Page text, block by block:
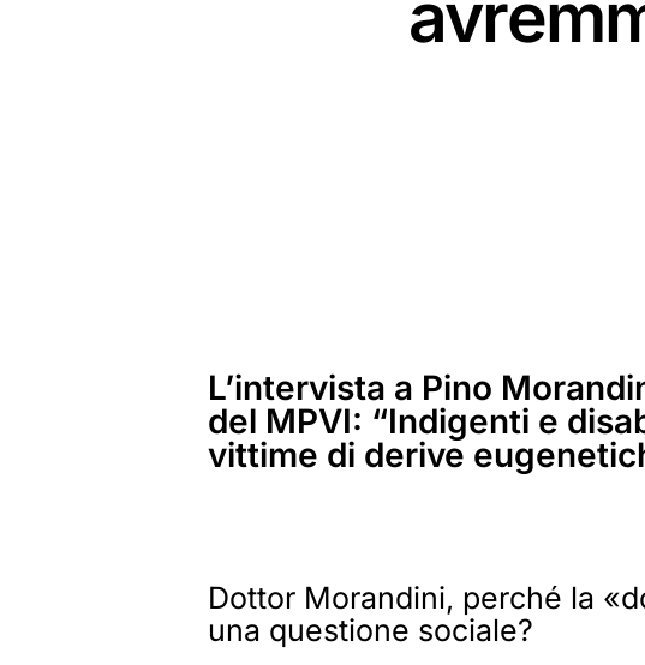
L’intervista a Pino
del MPVI: “Indigenti e
vittime di derive
Dottor Morandini, perché la
una questione sociale?